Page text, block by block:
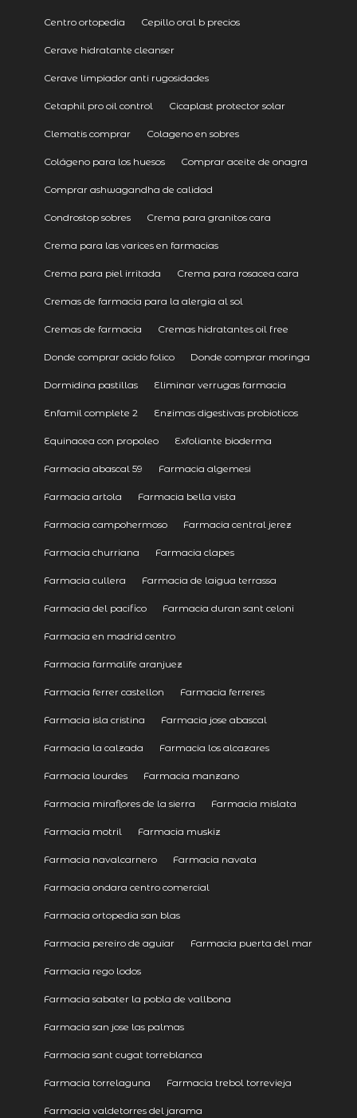
Centro ortopedia Cepillo oral b precios
Cerave hidratante cleanser
Cerave limpiador anti rugosidades
Cetaphil pro oil control Cicaplast protector solar
Clematis comprar Colageno en sobres
Colágeno para los huesos Comprar aceite de onagra
Comprar ashwagandha de calidad
Condrostop sobres Crema para granitos cara
Crema para las varices en farmacias
Crema para piel irritada Crema para rosacea cara
Cremas de farmacia para la alergia al sol
Cremas de farmacia Cremas hidratantes oil free
Donde comprar acido folico Donde comprar moringa
Dormidina pastillas Eliminar verrugas farmacia
Enfamil complete 2 Enzimas digestivas probioticos
Equinacea con propoleo Exfoliante bioderma
Farmacia abascal 59 Farmacia algemesi
Farmacia artola Farmacia bella vista
Farmacia campohermoso Farmacia central jerez
Farmacia churriana Farmacia clapes
Farmacia cullera Farmacia de laigua terrassa
Farmacia del pacifico Farmacia duran sant celoni
Farmacia en madrid centro
Farmacia farmalife aranjuez
Farmacia ferrer castellon Farmacia ferreres
Farmacia isla cristina Farmacia jose abascal
Farmacia la calzada Farmacia los alcazares
Farmacia lourdes Farmacia manzano
Farmacia miraflores de la sierra Farmacia mislata
Farmacia motril Farmacia muskiz
Farmacia navalcarnero Farmacia navata
Farmacia ondara centro comercial
Farmacia ortopedia san blas
Farmacia pereiro de aguiar Farmacia puerta del mar
Farmacia rego lodos
Farmacia sabater la pobla de vallbona
Farmacia san jose las palmas
Farmacia sant cugat torreblanca
Farmacia torrelaguna Farmacia trebol torrevieja
Farmacia valdetorres del jarama